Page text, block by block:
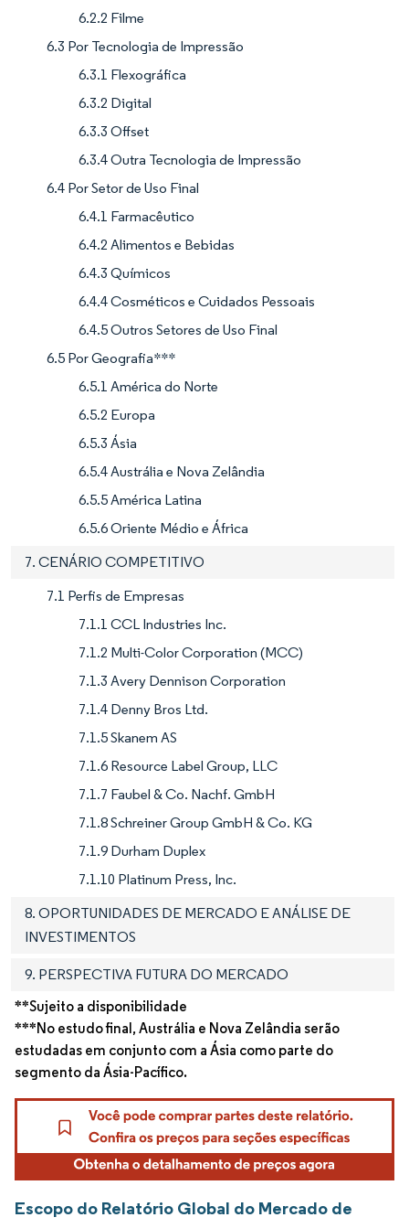
6.2.2 Filme
6.3 Por Tecnologia de Impressão
6.3.1 Flexográfica
6.3.2 Digital
6.3.3 Offset
6.3.4 Outra Tecnologia de Impressão
6.4 Por Setor de Uso Final
6.4.1 Farmacêutico
6.4.2 Alimentos e Bebidas
6.4.3 Químicos
6.4.4 Cosméticos e Cuidados Pessoais
6.4.5 Outros Setores de Uso Final
6.5 Por Geografia***
6.5.1 América do Norte
6.5.2 Europa
6.5.3 Ásia
6.5.4 Austrália e Nova Zelândia
6.5.5 América Latina
6.5.6 Oriente Médio e África
7. CENÁRIO COMPETITIVO
7.1 Perfis de Empresas
7.1.1 CCL Industries Inc.
7.1.2 Multi-Color Corporation (MCC)
7.1.3 Avery Dennison Corporation
7.1.4 Denny Bros Ltd.
7.1.5 Skanem AS
7.1.6 Resource Label Group, LLC
7.1.7 Faubel & Co. Nachf. GmbH
7.1.8 Schreiner Group GmbH & Co. KG
7.1.9 Durham Duplex
7.1.10 Platinum Press, Inc.
8. OPORTUNIDADES DE MERCADO E ANÁLISE DE
INVESTIMENTOS
9. PERSPECTIVA FUTURA DO MERCADO
**Sujeito a disponibilidade
***No estudo final, Austrália e Nova Zelândia serão
estudadas em conjunto com a Ásia como parte do
segmento da Ásia-Pacífico.
Escopo do Relatório Global do Mercado de